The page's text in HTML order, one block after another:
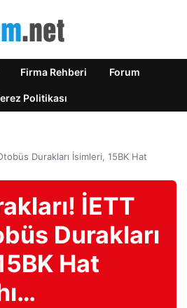
Firma Rehberi Forum
Politikası
Durakları İsimleri, 15BK Hat
İETT
Durakları
Hat